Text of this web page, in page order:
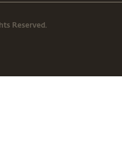
Reserved.